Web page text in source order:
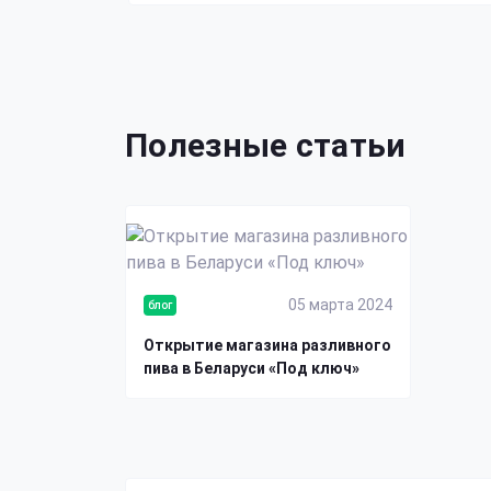
Полезные статьи
блог 05 марта 2024
Открытие магазина разливного
пива в Беларуси «Под ключ»